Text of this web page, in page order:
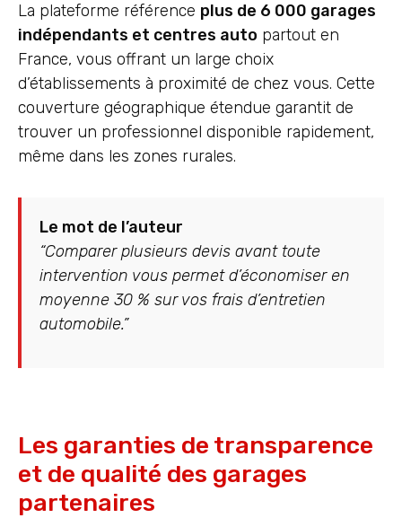
La plateforme référence plus de 6 000 garages
indépendants et centres auto partout en
France, vous offrant un large choix
d’établissements à proximité de chez vous. Cette
couverture géographique étendue garantit de
trouver un professionnel disponible rapidement,
même dans les zones rurales.
Le mot de l’auteur
“Comparer plusieurs devis avant toute
intervention vous permet d’économiser en
moyenne 30 % sur vos frais d’entretien
automobile.”
Les garanties de transparence
et de qualité des garages
partenaires